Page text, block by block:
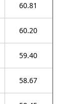
60.81
60.20
59.40
58.67